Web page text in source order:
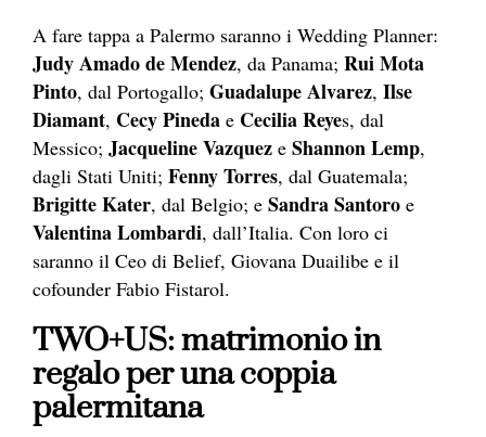
A fare tappa a Palermo saranno i Wedding Planner:
Judy Amado de Mendez, da Panama; Rui Mota
Pinto, dal Portogallo; Guadalupe Alvarez, Ilse
Diamant, Cecy Pineda e Cecilia Reyes, dal
Messico; Jacqueline Vazquez e Shannon Lemp,
dagli Stati Uniti; Fenny Torres, dal Guatemala;
Brigitte Kater, dal Belgio; e Sandra Santoro e
Valentina Lombardi, dall’Italia. Con loro ci
saranno il Ceo di Belief, Giovana Duailibe e il
cofounder Fabio Fistarol.
TWO+US: matrimonio in
regalo per una coppia
palermitana